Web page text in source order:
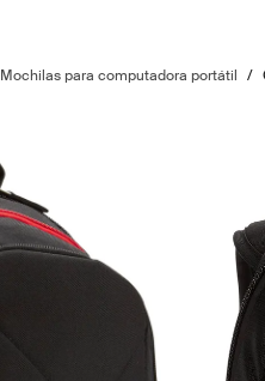
Mochilas para computadora portátil /